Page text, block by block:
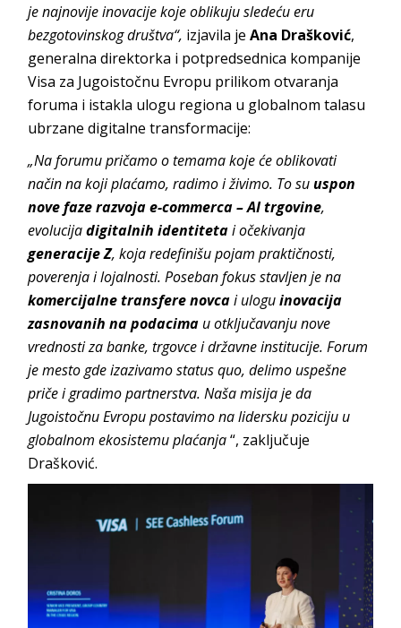
je najnovije inovacije koje oblikuju sledeću eru
bezgotovinskog društva“, izjavila jeAna Drašković,
generalna direktorka i potpredsednica kompanije
Visa za Jugoistočnu Evropu prilikom otvaranja
foruma i istakla ulogu regiona u globalnom talasu
ubrzane digitalne transformacije:
„Na forumu pričamo o temama koje će oblikovati
način na koji plaćamo, radimo i živimo. To suuspon
nove faze razvoja e-commerca – AI trgovine,
evolucijadigitalnih identitetai očekivanja
generacije Z, koja redefinišu pojam praktičnosti,
poverenja i lojalnosti. Poseban fokus stavljen je na
komercijalne transfere novcai uloguinovacija
zasnovanih na podacima u otključavanju nove
vrednosti za banke, trgovce i državne institucije. Forum
je mesto gde izazivamo status quo, delimo uspešne
priče i gradimo partnerstva. Naša misija je da
Jugoistočnu Evropu postavimo na lidersku poziciju u
globalnom ekosistemu plaćanja“, zaključuje
Drašković.